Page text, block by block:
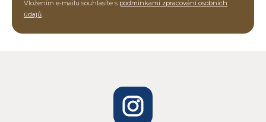
Vložením e-mailu souhlasíte s podmínkami zpracování osobních
údajů